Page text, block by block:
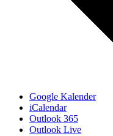
Google Kalender
iCalendar
Outlook 365
Outlook Live